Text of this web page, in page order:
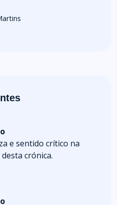
e sentido crítico na
crónica.